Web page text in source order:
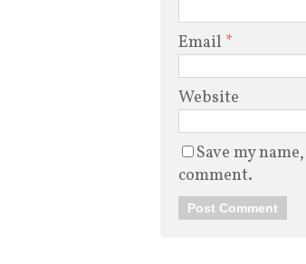
Email *
Website
Save my
comment.